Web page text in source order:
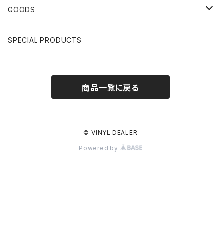
HIPHOP CLASSIC GALLERY
日本語ラップ CLASSIC GALLERY
JAPANESE
DRUM DRUM DRUM/KARAOKE
パチソン/AUDIO CHECK/LIBRARY
GOODS
BOOK
SPECIAL PRODUCTS
商品一覧に戻る
© VINYL DEALER
Powered by